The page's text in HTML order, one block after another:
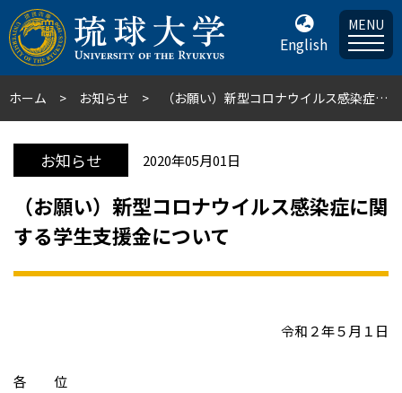
English
MENU
ホーム お知らせ （お願い）新型コロナウイルス感染症に関する学生支援金について
お知らせ 2020年05月01日
（お願い）新型コロナウイルス感染症に関
する学生支援金について
令和２年５月１日
各 位